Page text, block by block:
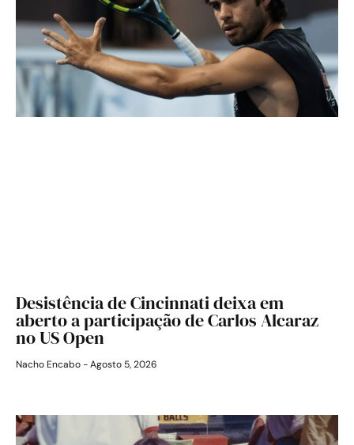
Desistência de Cincinnati deixa em
aberto a participação de Carlos Alcaraz
no US Open
Nacho Encabo Agosto 5, 2026